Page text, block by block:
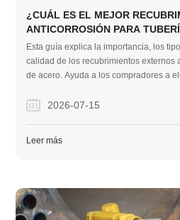
¿CUÁL ES EL MEJOR
ANTICORROSIÓN PARA
Esta guía explica la importancia, los
calidad de los recubrimientos externos
de acero. Ayuda a los compradores a
recubrimiento comunes y extender la
2026-07-15
Leer más